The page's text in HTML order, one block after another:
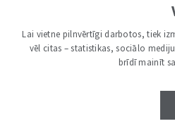
Lai vietne pilnvērtīgi darbotos, tiek
vēl citas – statistikas, sociālo
brīdī mainīt